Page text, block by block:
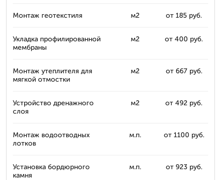
Монтаж геотекстиля м2 от 185 руб.
Укладка профилированной
мембраны
м2 от 400 руб.
Монтаж утеплителя для
мягкой отмостки
м2 от 667 руб.
Устройство дренажного
слоя
м2 от 492 руб.
Монтаж водоотводных
лотков
м.п. от 1100 руб.
Установка бордюрного
камня
м.п. от 923 руб.